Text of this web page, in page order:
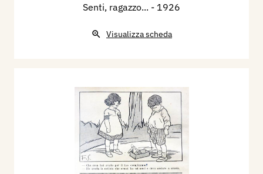
Senti, ragazzo... - 1926
Visualizza scheda